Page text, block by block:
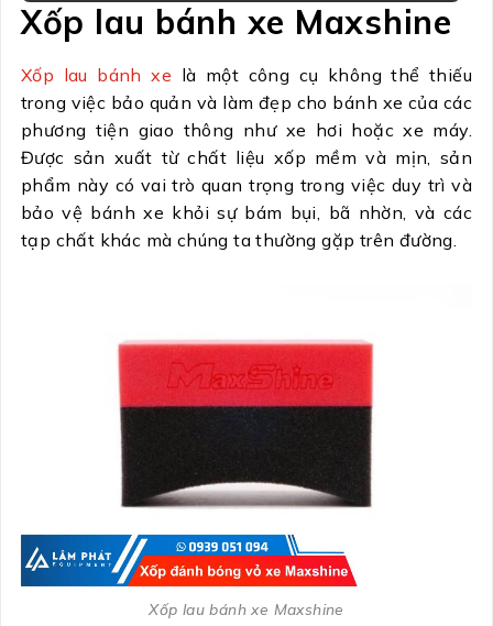
Xốp lau bánh xe Maxshine
Xốp lau bánh xe là một công cụ không thể thiếu
trong việc bảo quản và làm đẹp cho bánh xe của các
phương tiện giao thông như xe hơi hoặc xe máy.
Được sản xuất từ chất liệu xốp mềm và mịn, sản
phẩm này có vai trò quan trọng trong việc duy trì và
bảo vệ bánh xe khỏi sự bám bụi, bã nhờn, và các
tạp chất khác mà chúng ta thường gặp trên đường.
Xốp lau bánh xe Maxshine